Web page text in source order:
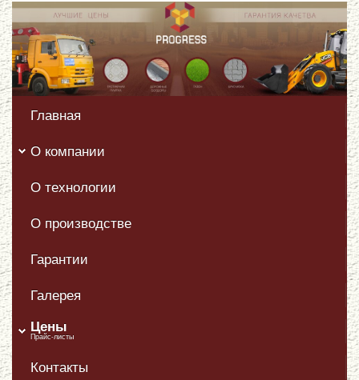
Главная
О компании
О технологии
О производстве
Гарантии
Галерея
Цены
Прайс-листы
Контакты